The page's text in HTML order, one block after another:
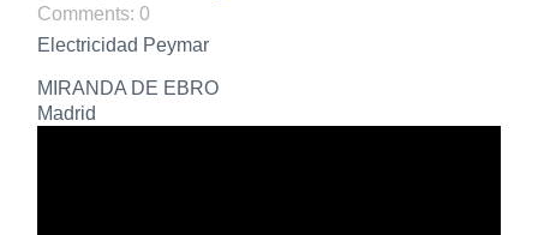
Comments:0
Electricidad Peymar
MIRANDA DE EBRO
Madrid